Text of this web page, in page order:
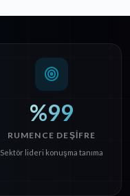
%99
RUMENCE DEŞIFRE
Sektör lideri konuşma tanıma